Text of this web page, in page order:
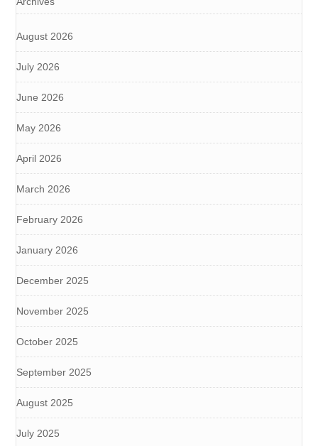
August 2026
July 2026
June 2026
May 2026
April 2026
March 2026
February 2026
January 2026
December 2025
November 2025
October 2025
September 2025
August 2025
July 2025